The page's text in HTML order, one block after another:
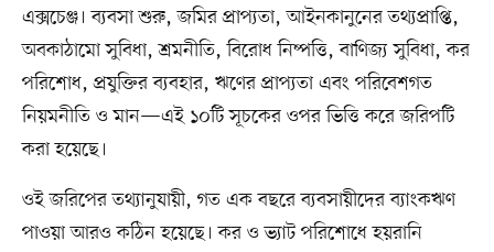
এক্সচেঞ্জ। ব্যবসা শুরু, জমির প্রাপ্যতা, আইনকানুনের তথ্যপ্রাপ্তি,
অবকাঠামো সুবিধা, শ্রমনীতি, বিরোধ নিষ্পত্তি, বাণিজ্য সুবিধা, কর
পরিশোধ, প্রযুক্তির ব্যবহার, ঋণের প্রাপ্যতা এবং পরিবেশগত
নিয়মনীতি ও মান—এই ১০টি সূচকের ওপর ভিত্তি করে জরিপটি
করা হয়েছে।
ওই জরিপের তথ্যানুযায়ী, গত এক বছরে ব্যবসায়ীদের ব্যাংকঋণ
পাওয়া আরও কঠিন হয়েছে। কর ও ভ্যাট পরিশোধে হয়রানি